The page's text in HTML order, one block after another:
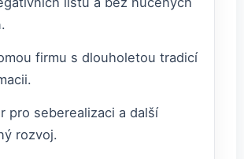
firmu s dlouholetou tradicí
pro seberealizaci a další
rozvoj.